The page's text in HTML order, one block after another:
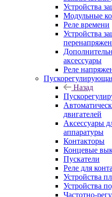
Устройства
Модульные
Реле времени
Устройства
аксессуары
Реле
Назад
двигателей
Аксессуары
аппаратуры
Контакторы
Концевые
Пускатели
Реле для
Устройства
Устройства
Частотно-